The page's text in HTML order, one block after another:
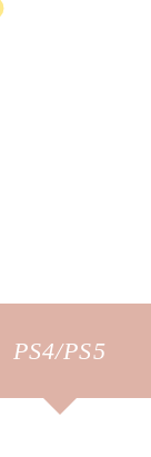
PS4/PS5